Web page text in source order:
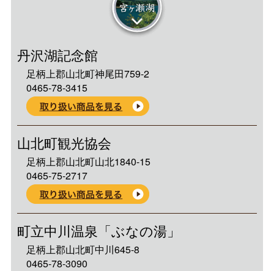
丹沢湖記念館
足柄上郡山北町神尾田759-2
0465-78-3415
山北町観光協会
足柄上郡山北町山北1840-15
0465-75-2717
町立中川温泉「ぶなの湯」
足柄上郡山北町中川645-8
0465-78-3090